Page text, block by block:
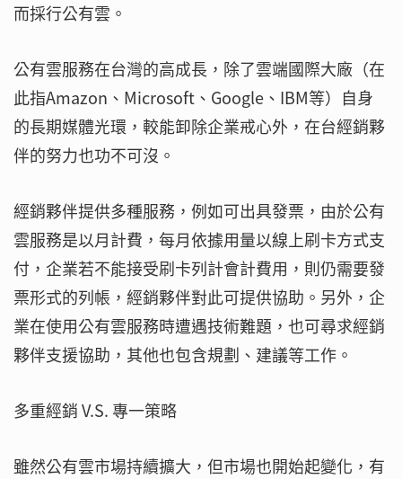
而採行公有雲。
公有雲服務在台灣的高成長，除了雲端國際大廠（在
此指Amazon、Microsoft、Google、IBM等）自身
的長期媒體光環，較能卸除企業戒心外，在台經銷夥
伴的努力也功不可沒。
經銷夥伴提供多種服務，例如可出具發票，由於公有
雲服務是以月計費，每月依據用量以線上刷卡方式支
付，企業若不能接受刷卡列計會計費用，則仍需要發
票形式的列帳，經銷夥伴對此可提供協助。另外，企
業在使用公有雲服務時遭遇技術難題，也可尋求經銷
夥伴支援協助，其他也包含規劃、建議等工作。
多重經銷 V.S. 專一策略
雖然公有雲市場持續擴大，但市場也開始起變化，有